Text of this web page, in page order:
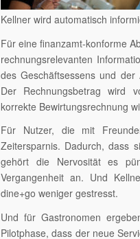
Kellner wird automatisch
Für eine finanzamt-konforme
rechnungsrelevanten
des Geschäftsessens und
Der Rechnungsbetrag wird
korrekte Bewirtungsrechnung
Für Nutzer, die mit
Zeitersparnis. Dadurch, dass
gehört die Nervosität es
Vergangenheit an. Und
dine+go weniger gestresst.
Und für Gastronomen
Pilotphase, dass der neue